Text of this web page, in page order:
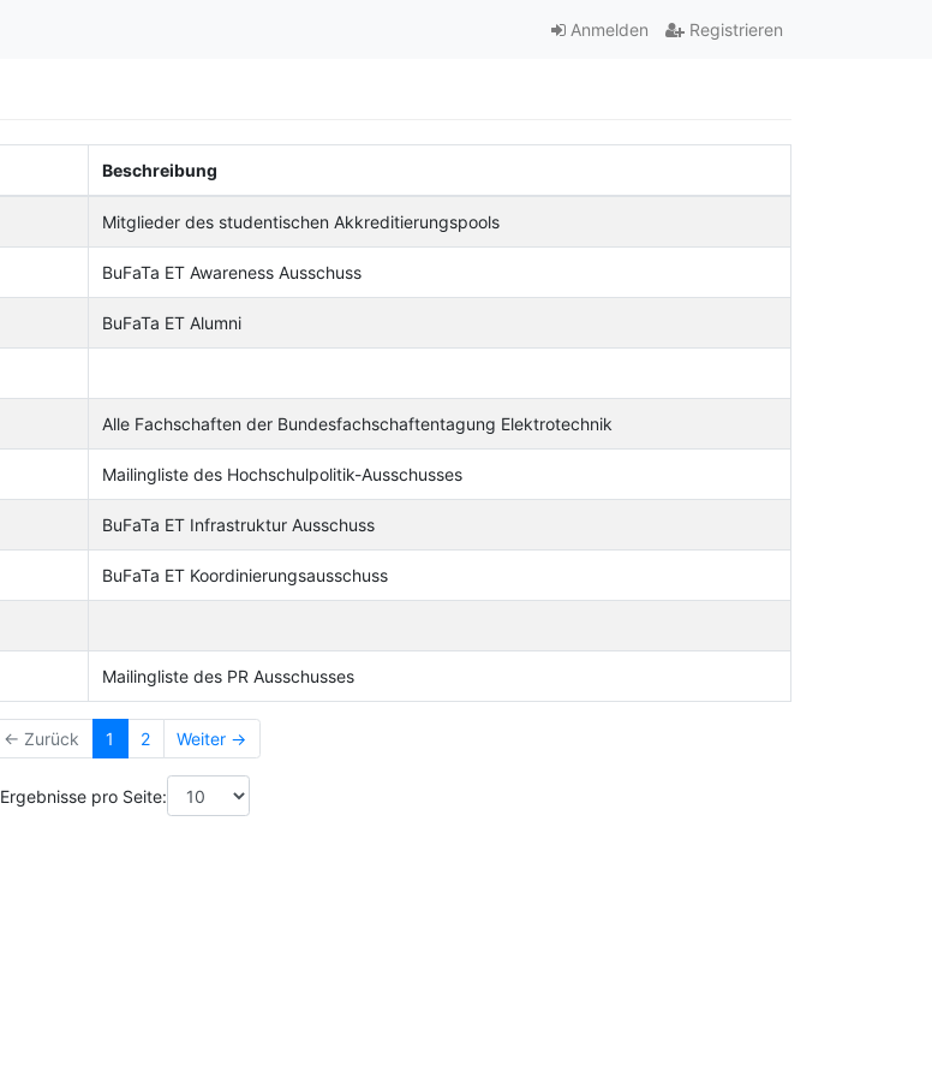
Anmelden Registrieren
Beschreibung
Mitglieder des studentischen Akkreditierungspools
BuFaTa ET Awareness Ausschuss
BuFaTa ET Alumni
Alle Fachschaften der Bundesfachschaftentagung Elektrotechnik
Mailingliste des Hochschulpolitik-Ausschusses
BuFaTa ET Infrastruktur Ausschuss
BuFaTa ET Koordinierungsausschuss
Mailingliste des PR Ausschusses
← Zurück 1 2 Weiter →
Ergebnisse pro Seite: